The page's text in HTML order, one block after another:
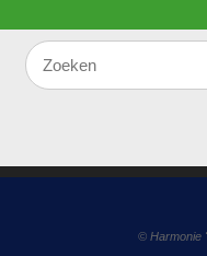
© Harmonie